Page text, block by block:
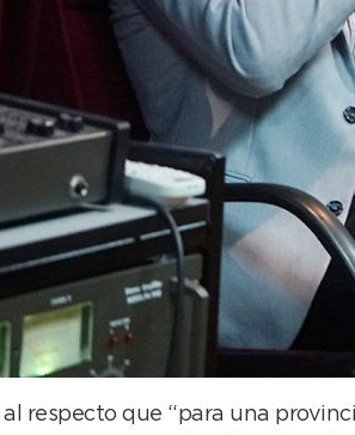
respecto que “para una